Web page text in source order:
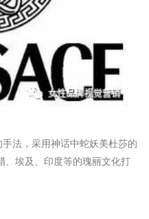
法，采用神话中蛇妖美杜莎的
、埃及、印度等的瑰丽文化打